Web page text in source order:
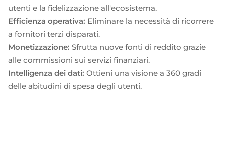
utenti e la fidelizzazione all'ecosistema.
Efficienza operativa: Eliminare la necessità di ricorrere
a fornitori terzi disparati.
Monetizzazione: Sfrutta nuove fonti di reddito grazie
alle commissioni sui servizi finanziari.
Intelligenza dei dati: Ottieni una visione a 360 gradi
delle abitudini di spesa degli utenti.